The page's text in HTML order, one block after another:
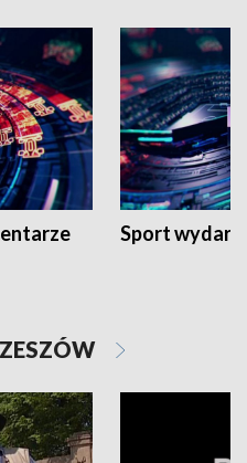
Sport